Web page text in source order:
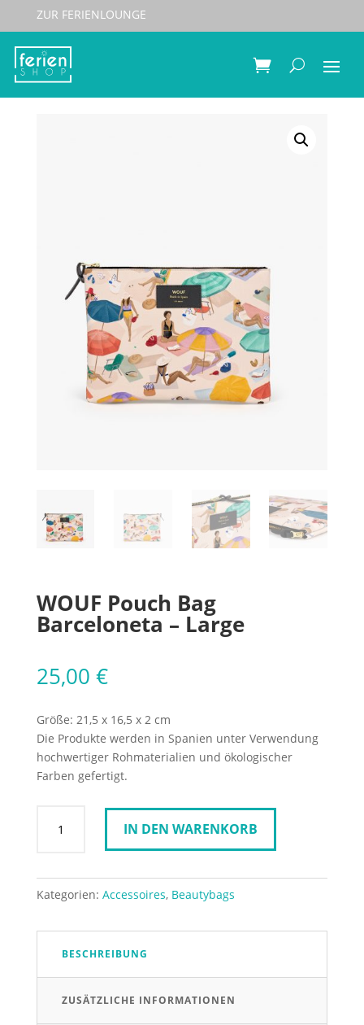
ZUR FERIENLOUNGE
Start/
Barceloneta – Large
WOUF Pouch Bag
Barceloneta – Large
25,00 €
Größe: 21,5 x 16,5 x 2 cm
Die Produkte werden in Spanien unter Verwendung
hochwertiger Rohmaterialien und ökologischer
Farben gefertigt.
Pouch
-
IN DEN WARENKORB
Kategorien: Accessoires, Beautybags
BESCHREIBUNG
ZUSÄTZLICHE INFORMATIONEN